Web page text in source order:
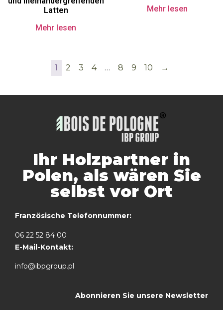
Latten
Mehr lesen
Mehr lesen
1 2 3 4 … 8 9 10 →
Ihr Holzpartner in
Polen, als wären Sie
selbst vor Ort
Französische Telefonnummer:
06 22 52 84 00
E-Mail-Kontakt:
info@ibpgroup.pl
Abonnieren Sie unsere Newsletter